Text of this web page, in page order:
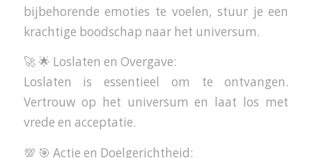
bijbehorende emoties te voelen, stuur je een
krachtige boodschap naar het universum.
🚀 🌟 Loslaten en Overgave:
Loslaten is essentieel om te ontvangen.
Vertrouw op het universum en laat los met
vrede en acceptatie.
💯 🎯 Actie en Doelgerichtheid: